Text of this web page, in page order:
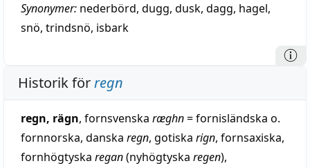
Synonymer: nederbörd, dugg, dusk, dagg, hagel,
snö, trindsnö, isbark
Historik förregn
regn, rägn, fornsvenska ræghn= fornisländska o.
fornnorska, danska regn, gotiska rign, fornsaxiska,
fornhögtyska regan(nyhögtyska regen),